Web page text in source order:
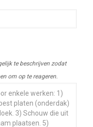
te beschrijven zodat
om op te reageren.